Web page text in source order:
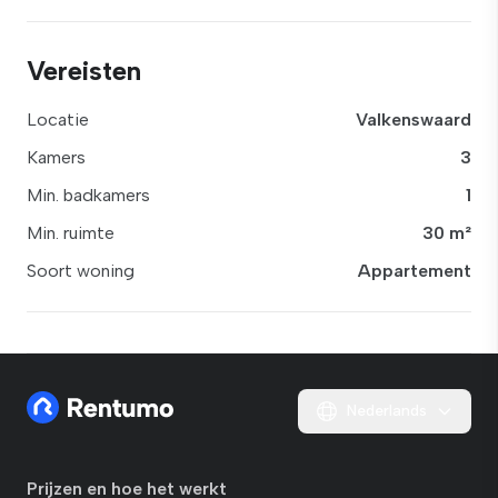
Vereisten
Locatie
Valkenswaard
Kamers
3
Min. badkamers
1
Min. ruimte
30 m²
Soort woning
Appartement
Prijzen en hoe het werkt